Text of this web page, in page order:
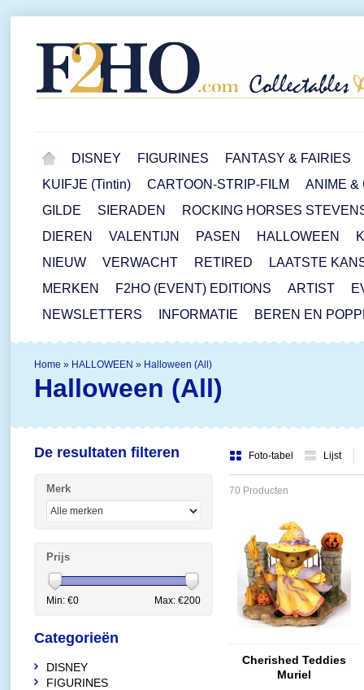
DISNEY FIGURINES
FANTASY & FAIRIES
KUIFJE (Tintin)
CARTOON-STRIP-FILM
ANIME &
GILDE
SIERADEN
ROCKING HORSES
DIEREN
VALENTIJN PASEN HALLOWEEN
NIEUW
VERWACHT RETIRED
LAATSTE
MERKEN
F2HO (EVENT) EDITIONS ARTIST
NEWSLETTERS
INFORMATIE BEREN EN
Home » HALLOWEEN » Halloween (All)
Halloween (All)
Foto-tabel Lijst
70 Producten
Cherished Teddies
Muriel
De resultaten filteren
Merk
Prijs
Min: €0 Max: €200
Categorieën
DISNEY
FIGURINES